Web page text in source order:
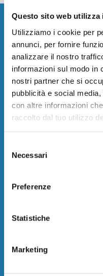
Questo sito web utilizza
Utilizziamo i cookie per
annunci, per fornire
analizzare il nostro
informazioni sul modo in
nostri partner che si
pubblicità e social
con altre informazioni
raccolto dal tuo utilizzo
delNecessari
Preferenze
Statistiche
Marketing
Aeroporto
Parcheggi Aeroporto
Parcheggi Aeroporto
Parcheggi Aeroporto
Parcheggi Aeroporto
Parcheggi Aeroporto
Parcheggi Aeroporto
Parcheggi Aeroporto
Parcheggi Aeroporto
Parcheggi Aeroporto
Parcheggi Aeroporto
Parcheggi Aeroporto